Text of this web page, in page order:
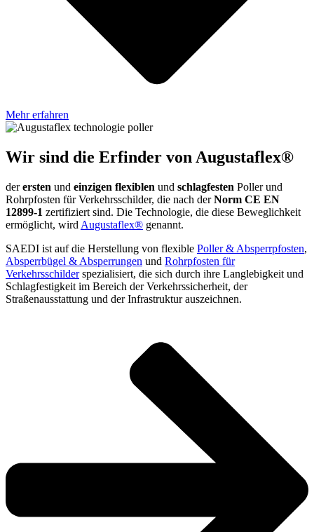
Mehr erfahren
Wir sind die Erfinder von Augustaflex®
derersten und einzigen flexiblen und schlagfesten Poller und
Rohrpfosten für Verkehrsschilder, die nach derNorm CE EN
12899-1 zertifiziert sind. Die Technologie, die diese Beweglichkeit
ermöglicht, wird Augustaflex® genannt.
SAEDI ist auf die Herstellung von flexible Poller & Absperrpfosten,
Absperrbügel & Absperrungen und Rohrpfosten für
Verkehrsschilderspezialisiert, die sich durch ihre Langlebigkeit und
Schlagfestigkeit im Bereich der Verkehrssicherheit, der
Straßenausstattung und der Infrastruktur auszeichnen.